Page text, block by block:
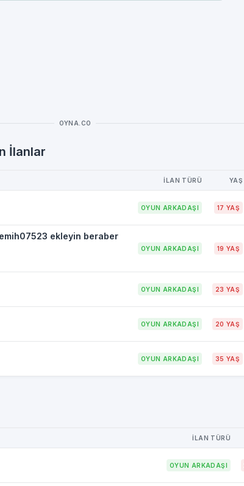
OYNA.CO
İlanlar
İLAN TÜRÜ YAŞ
OYUN ARKADAŞI 17 YAŞ
ekleyin beraber
OYUN ARKADAŞI 19 YAŞ
OYUN ARKADAŞI 23 YAŞ
OYUN ARKADAŞI 20 YAŞ
OYUN ARKADAŞI 35 YAŞ
İLAN TÜRÜ
OYUN ARKADAŞI